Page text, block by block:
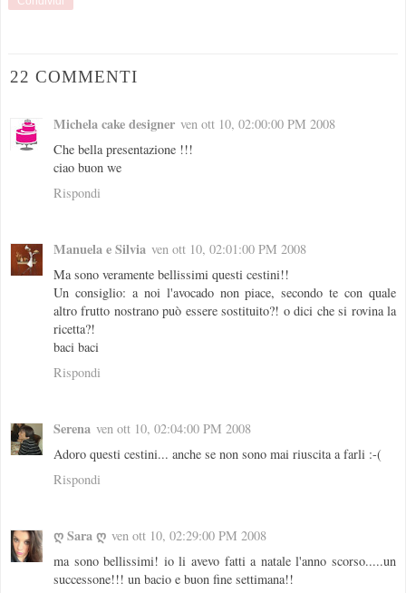
22 COMMENTI
Michela cake designer ven ott 10, 02:00:00 PM 2008
Che bella presentazione !!!
ciao buon we
Rispondi
Manuela e Silvia ven ott 10, 02:01:00 PM 2008
Ma sono veramente bellissimi questi cestini!!
Un consiglio: a noi l'avocado non piace, secondo te con quale
altro frutto nostrano può essere sostituito?! o dici che si rovina la
ricetta?!
baci baci
Rispondi
Serena ven ott 10, 02:04:00 PM 2008
Adoro questi cestini... anche se non sono mai riuscita a farli :-(
Rispondi
ღ Sara ღ ven ott 10, 02:29:00 PM 2008
ma sono bellissimi! io li avevo fatti a natale l'anno scorso.....un
successone!!! un bacio e buon fine settimana!!